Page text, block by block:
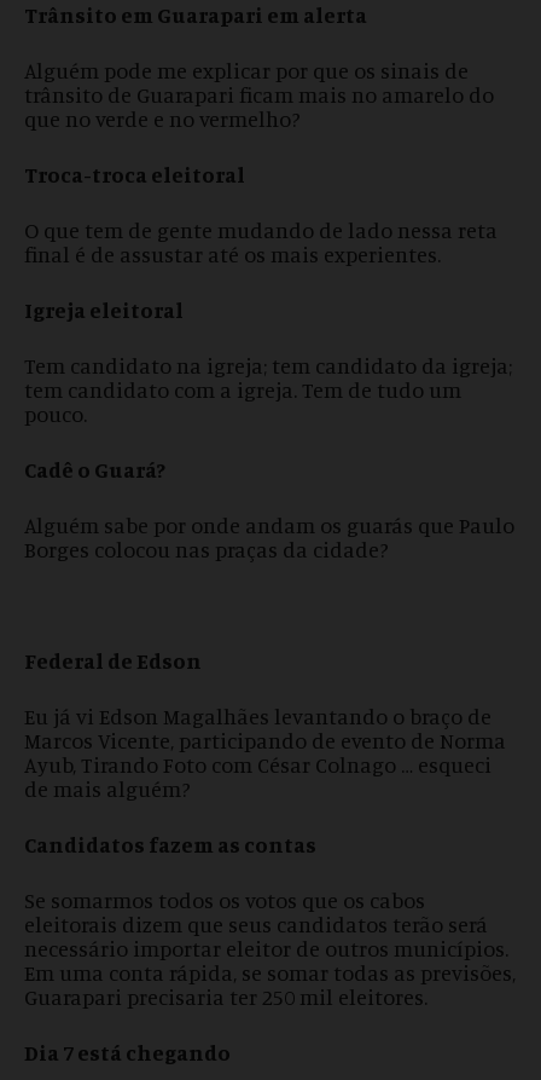
Trânsito em Guarapari em alerta
Alguém pode me explicar por que os sinais de
trânsito de Guarapari ficam mais no amarelo do
que no verde e no vermelho?
Troca-troca eleitoral
O que tem de gente mudando de lado nessa reta
final é de assustar até os mais experientes.
Igreja eleitoral
Tem candidato na igreja; tem candidato da igreja;
tem candidato com a igreja. Tem de tudo um
pouco.
Cadê o Guará?
Alguém sabe por onde andam os guarás que Paulo
Borges colocou nas praças da cidade?
Federal de Edson
Eu já vi Edson Magalhães levantando o braço de
Marcos Vicente, participando de evento de Norma
Ayub, Tirando Foto com César Colnago … esqueci
de mais alguém?
Candidatos fazem as contas
Se somarmos todos os votos que os cabos
eleitorais dizem que seus candidatos terão será
necessário importar eleitor de outros municípios.
Em uma conta rápida, se somar todas as previsões,
Guarapari precisaria ter 250 mil eleitores.
Dia 7 está chegando